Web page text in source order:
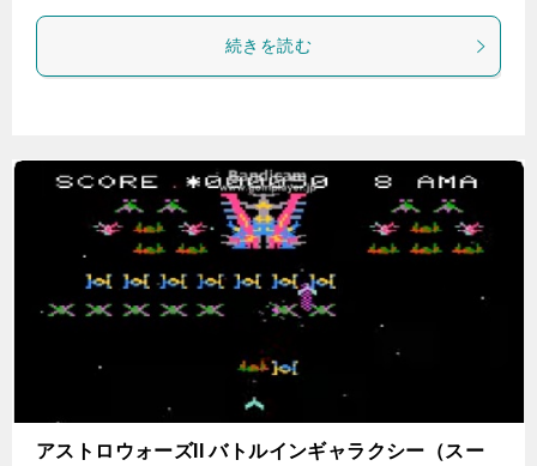
続きを読む
アストロウォーズII バトルインギャラクシー（スー